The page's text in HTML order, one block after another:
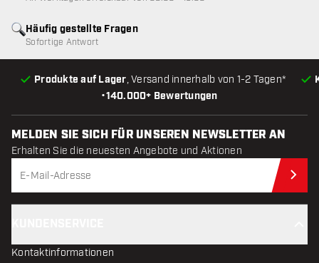
•140.000+ Bewertungen
Produkte auf Lager, Versand innerhalb von 1-2 Tagen*
Häufig gestellte Fragen
Sofortige Antwort
MELDEN SIE SICH FÜR UNSEREN NEWSLETTER AN
Erhalten Sie die neuesten Angebote und Aktionen
Kontaktinformationen